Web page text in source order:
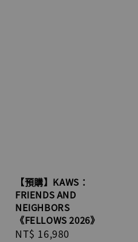
【預購】KAWS：
FRIENDS AND
NEIGHBORS
《FELLOWS 2026》
Regular
NT$ 16,980